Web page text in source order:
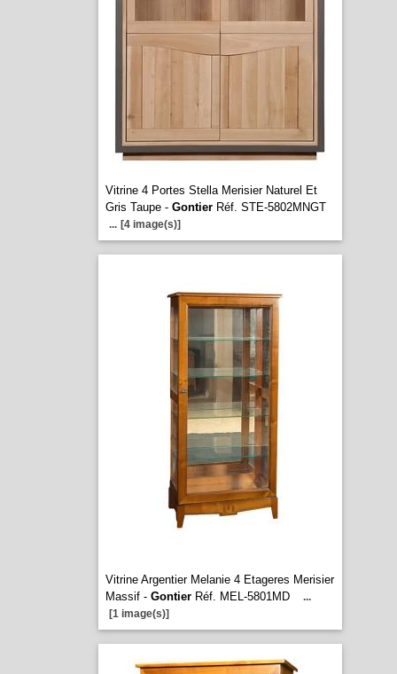
Vitrine 4 Portes Stella Merisier Naturel Et
Gris Taupe - GontierRéf. STE-5802MNGT
... [4 image(s)]
Vitrine Argentier Melanie 4 Etageres Merisier
Massif - GontierRéf. MEL-5801MD
...
[1 image(s)]